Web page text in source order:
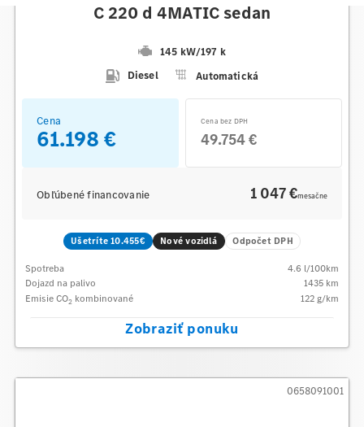
C 220 d 4MATIC sedan
145 kW/197 k
Diesel
Automatická
Cena
61.198 €
Cena bez DPH
49.754 €
Obľúbené financovanie 1 047 €mesačne
Ušetríte 10.455€ Nové vozidlá Odpočet DPH
Spotreba 4.6 l/100km
Dojazd na palivo
1435 km
Emisie CO2 kombinované 122 g/km
Zobraziť ponuku
0658091001